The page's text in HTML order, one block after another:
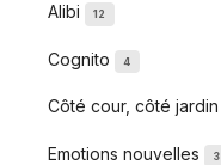
Alibi 12
Cognito 4
Côté cour, côté jardin
Emotions nouvelles 3